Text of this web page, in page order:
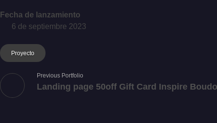
Fecha de lanzamiento
6 de septiembre 2023
Proyecto
Previous Portfolio